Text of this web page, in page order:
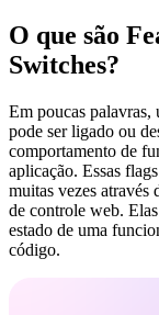
O que são
Switches?
Em poucas palavras,
pode ser ligado ou
comportamento de
aplicação. Essas
muitas vezes
de controle web.
estado de uma
código.